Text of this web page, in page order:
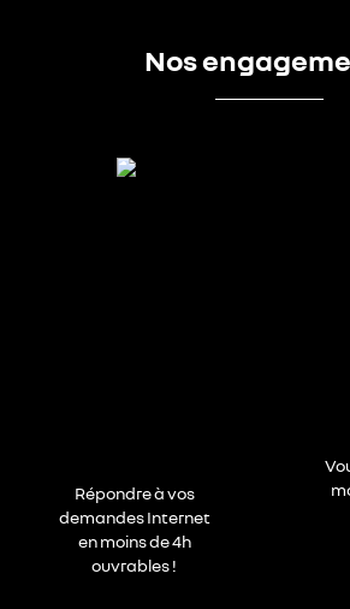
Nos
Répondre à vos
demandes Internet
en moins de 4h
ouvrables !